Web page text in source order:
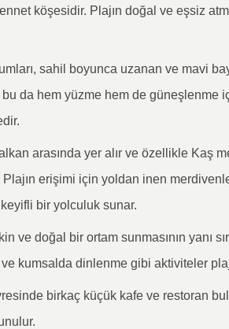
köşesidir. Plajın doğal ve eşsiz
sahil boyunca uzanan ve mavi
da hem yüzme hem de güneşlenme
arasında yer alır ve özellikle Kaş
erişimi için yoldan inen
bir yolculuk sunar.
ve doğal bir ortam sunmasının yanı
kumsalda dinlenme gibi aktiviteler
birkaç küçük kafe ve restoran